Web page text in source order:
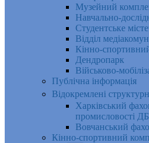
Музейний
Навчально-
Студентське
Відділ
Кінно-
Дендропарк
Військово-
Публічна інформація
Відокремлені
Харківський
промисловості
Вовчанський
Кінно-спортивний